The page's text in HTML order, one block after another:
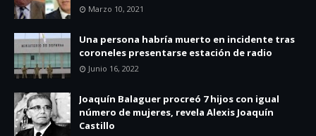
Marzo 10, 2021
Una persona habría muerto en incidente tras
coroneles presentarse estación de radio
Junio 16, 2022
Joaquín Balaguer procreó 7 hijos con igual
número de mujeres, revela Alexis Joaquín
Castillo